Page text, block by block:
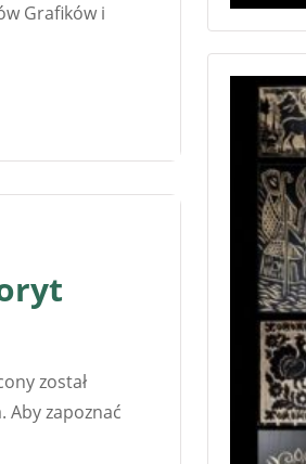
Grafików i
został
Aby zapoznać